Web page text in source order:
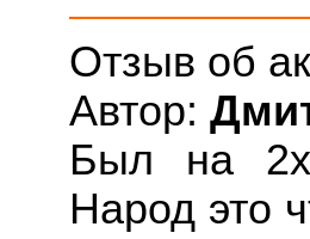
Отзыв об
Автор:
Был на 2х
Народ это